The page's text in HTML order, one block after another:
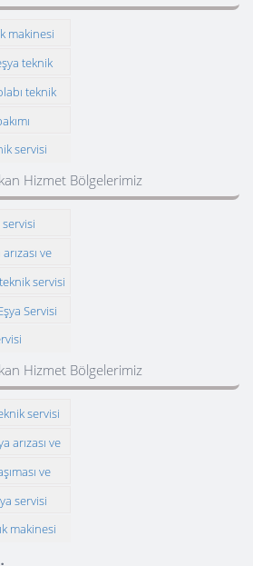
makinesi
teknik
teknik
servisi
Hizmet Bölgelerimiz
ve
servisi
Servisi
Hizmet Bölgelerimiz
servisi
arızası ve
ve
servisi
makinesi